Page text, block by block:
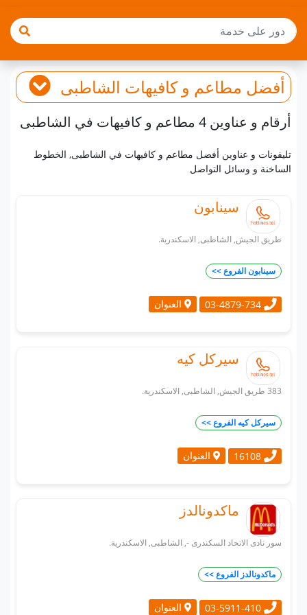
أفضل مطاعم و كافيهات الشاطبى
أرقام و عناوين 4 مطاعم و كافيهات في الشاطبى
تليفونات و عناوين أفضل مطاعم و كافيهات في الشاطبى, الخطوط
الساخنة و وسائل التواصل
سينابون
طريق الجيش, الشاطبى, الاسكندرية.
سينابون الفروع >>
03-4879-734 العنوان
سيركل كيه
383 طريق الجيش, الشاطبى, الاسكندرية.
سيركل كيه الفروع >>
16108 العنوان
ماكدونالدز
سور نادى الاتحاد السكندرى -, الشاطبى, الاسكندرية.
ماكدونالدز الفروع >>
03-5911-410 العنوان